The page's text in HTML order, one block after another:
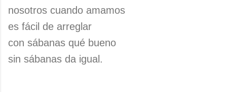
nosotros cuando amamos
es fácil de arreglar
con sábanas qué bueno
sin sábanas da igual.